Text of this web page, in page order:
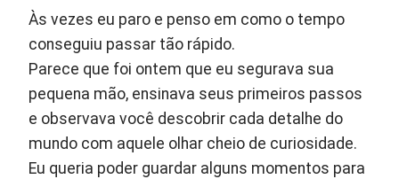
Às vezes eu paro e penso em como o tempo
conseguiu passar tão rápido.
Parece que foi ontem que eu segurava sua
pequena mão, ensinava seus primeiros passos
e observava você descobrir cada detalhe do
mundo com aquele olhar cheio de curiosidade.
Eu queria poder guardar alguns momentos para